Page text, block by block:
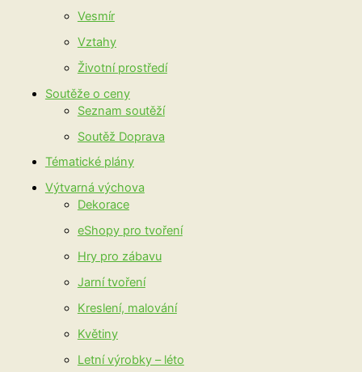
Vesmír
Vztahy
Životní prostředí
Soutěže o ceny
Seznam soutěží
Soutěž Doprava
Tématické plány
Výtvarná výchova
Dekorace
eShopy pro tvoření
Hry pro zábavu
Jarní tvoření
Kreslení, malování
Květiny
Letní výrobky – léto